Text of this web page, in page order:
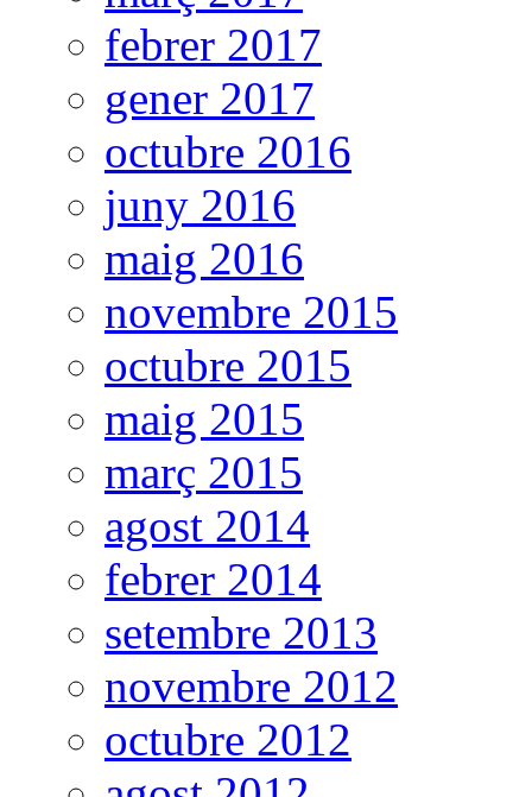
febrer 2017
gener 2017
octubre 2016
juny 2016
maig 2016
novembre 2015
octubre 2015
maig 2015
març 2015
agost 2014
febrer 2014
setembre 2013
novembre 2012
octubre 2012